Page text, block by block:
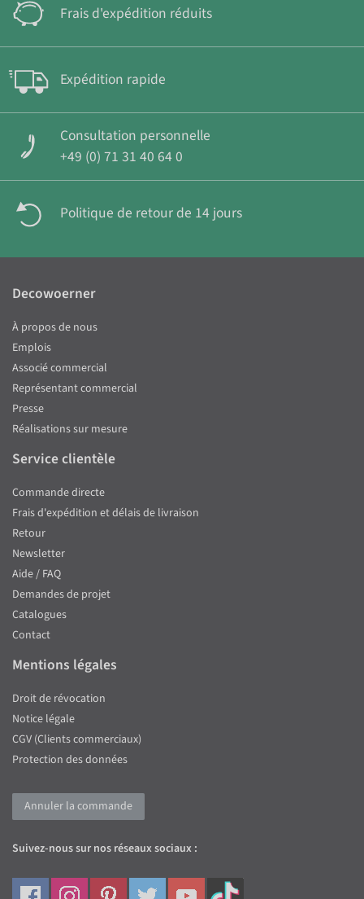
Frais d'expédition réduits
Expédition rapide
Consultation personnelle
+49 (0) 71 31 40 64 0
Politique de retour de 14 jours
Decowoerner
À propos de nous
Emplois
Associé commercial
Représentant commercial
Presse
Réalisations sur mesure
Service clientèle
Commande directe
Frais d'expédition et délais de livraison
Retour
Newsletter
Aide / FAQ
Demandes de projet
Catalogues
Contact
Mentions légales
Droit de révocation
Notice légale
CGV (Clients commerciaux)
Protection des données
Annuler la commande
Suivez-nous sur nos réseaux sociaux :